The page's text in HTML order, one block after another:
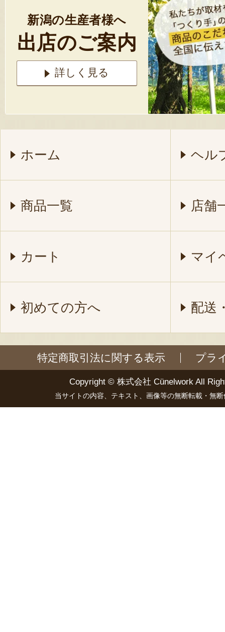
新潟の生産者様へ
出店のご案内
詳しく見る
ホーム ヘル
商品一覧 店舗
カート マイ
初めての方へ 配送
特定商取引法に関する表示 プラ
Copyright © 株式会社 Cünelwork All
当サイトの内容、テキスト、画像等の無断転載・無